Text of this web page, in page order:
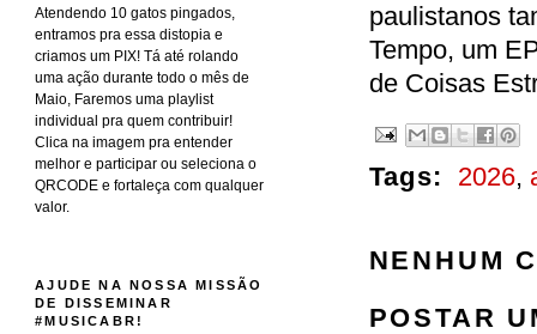
paulistanos
Tempo, um
de Coisas
Tags: 2026,
NENHUM
POSTAR
Atendendo 10 gatos pingados,
entramos pra essa distopia e
criamos um PIX! Tá até rolando
uma ação durante todo o mês de
Maio, Faremos uma playlist
individual pra quem contribuir!
Clica na imagem pra entender
melhor e participar ou seleciona o
QRCODE e fortaleça com qualquer
valor.
AJUDE NA NOSSA MISSÃO
DE DISSEMINAR
#MUSICABR!